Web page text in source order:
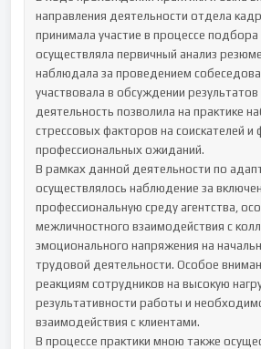
направления деятельности отдела
принимала участие в процессе подбора
осуществляла первичный анализ
наблюдала за проведением
участвовала в обсуждении
деятельность позволила на практике
стрессовых факторов на соискателей
профессиональных ожиданий.
В рамках данной деятельности по
осуществлялось наблюдение за
профессиональную среду агентства,
межличностного взаимодействия с
эмоционального напряжения на
трудовой деятельности. Особое
реакциям сотрудников на высокую
результативности работы и
взаимодействия с клиентами.
В процессе практики мною также